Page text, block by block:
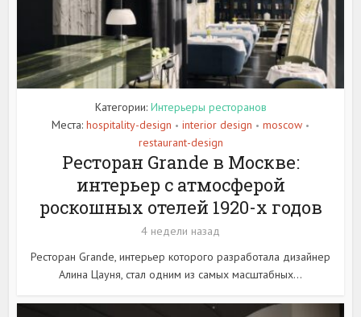
Категории: Интерьеры ресторанов
Места: hospitality-design • interior design • moscow •
restaurant-design
Ресторан Grande в Москве:
интерьер с атмосферой
роскошных отелей 1920-х годов
4 недели назад
Ресторан Grande, интерьер которого разработала дизайнер
Алина Цауня, стал одним из самых масштабных...